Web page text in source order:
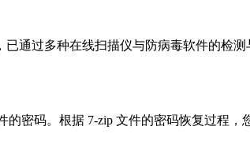
通过多种在线扫描仪与防病毒软件的检
的密码。根据 7-zip 文件的密码恢复过程